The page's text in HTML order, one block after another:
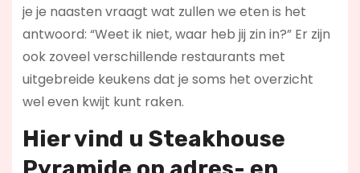
je je naasten vraagt wat zullen we eten is het
antwoord: “Weet ik niet, waar heb jij zin in?” Er zijn
ook zoveel verschillende restaurants met
uitgebreide keukens dat je soms het overzicht
wel even kwijt kunt raken.
Hier vind u Steakhouse